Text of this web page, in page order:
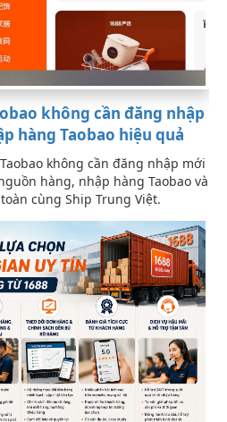
không cần đăng nhập
hàng Taobao hiệu quả
không cần đăng nhập mới
hàng, nhập hàng Taobao và
cùng Ship Trung Việt.